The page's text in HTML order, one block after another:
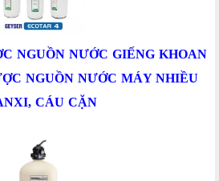
NGUỒN NƯỚC GIẾNG KHOAN
NGUỒN NƯỚC MÁY NHIỀU
CÁU CẶN